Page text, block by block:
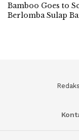
Bamboo Goes to
Berlomba Sulap